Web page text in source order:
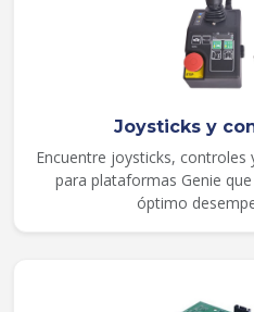
Joysticks y
Encuentre joysticks,
para plataformas Genie
óptimo